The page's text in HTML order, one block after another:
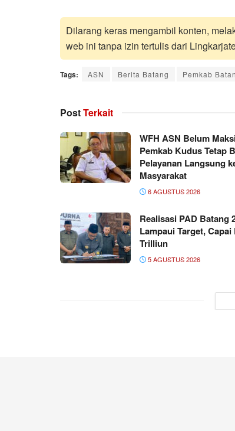
Dilarang keras mengambil konten,
web ini tanpa izin tertulis dari
Tags: ASN Berita Batang Pemkab
PostTerkait
WFH ASN Belum
Pemkab Kudus Tetap
Pelayanan Langsung
Masyarakat
6 AGUSTUS 2026
Realisasi PAD Batang
Lampaui Target, Capai
Trilliun
5 AGUSTUS 2026